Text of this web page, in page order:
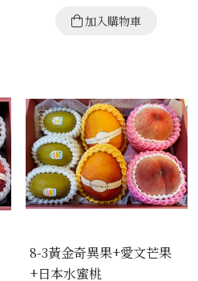
加入購物車
8-3黃金奇異果+愛文芒果
+日本水蜜桃